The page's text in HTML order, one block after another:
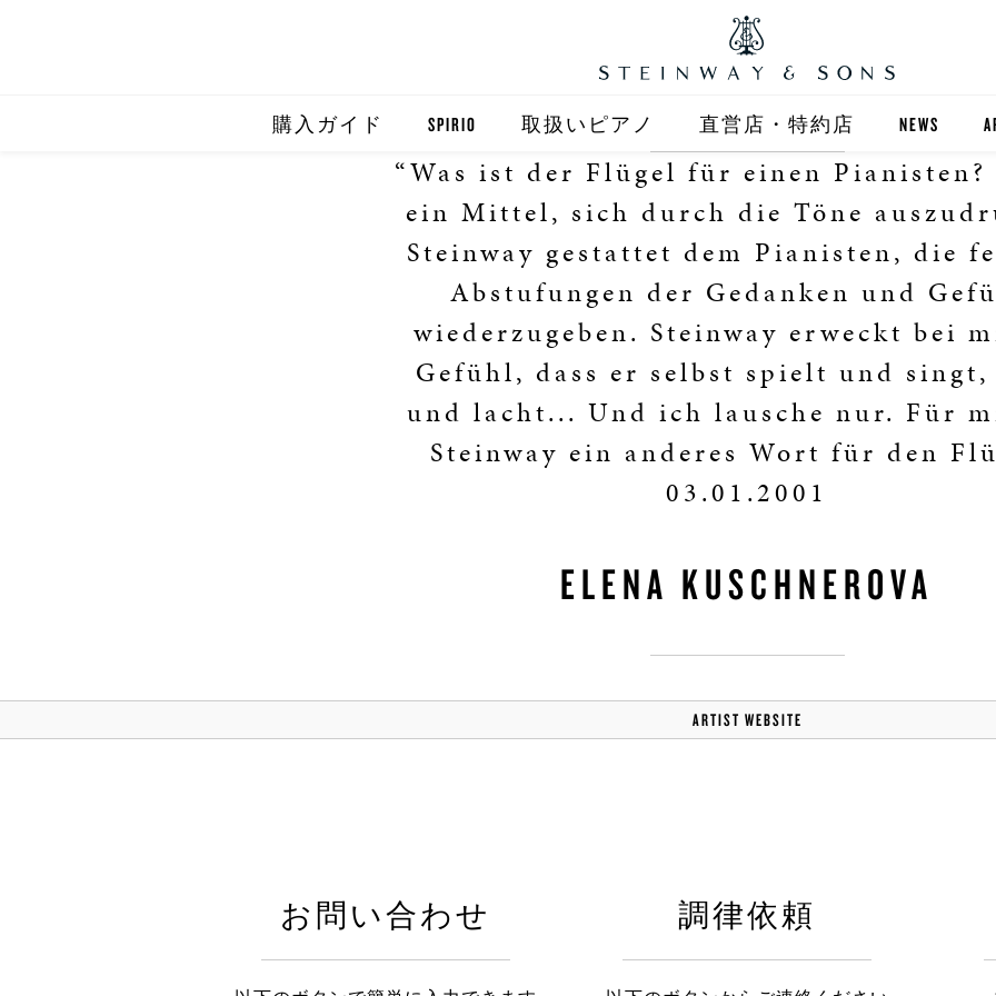
購入ガイド SPIRIO
SPIRIO R
取扱いピアノ
STEINWAY
BOSTON
直営店・特約店
直営店 (東京)
全国正規特約店
NEWS
“Was ist der Flügel für einen
ein Mittel, sich durch die Töne
Steinway gestattet dem Pianisten, die
Abstufungen der Gedanken und
wiederzugeben. Steinway erweckt bei
Gefühl, dass er selbst spielt und
und lacht... Und ich lausche nur. Für
Steinway ein anderes Wort für den
03.01.2001
ELENA KUSCHNEROVA
ARTIST WEBSITE
お問い合わせ 調律依頼